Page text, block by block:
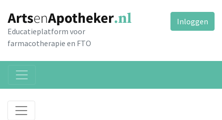
Educatieplatform voor
farmacotherapie en FTO
Inloggen